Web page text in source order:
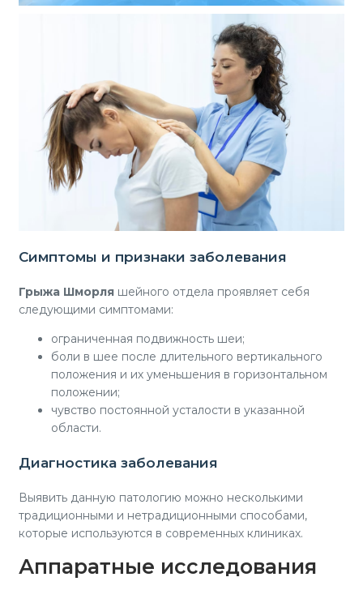
Симптомы и признаки заболевания
Грыжа Шморля шейного отдела проявляет себя
следующими симптомами:
ограниченная подвижность шеи;
боли в шее после длительного вертикального
положения и их уменьшения в горизонтальном
положении;
чувство постоянной усталости в указанной
области.
Диагностика заболевания
Выявить данную патологию можно несколькими
традиционными и нетрадиционными способами,
которые используются в современных клиниках.
Аппаратные исследования